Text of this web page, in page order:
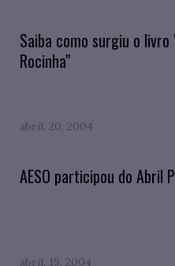
Saiba como surgiu o
Rocinha"
abril. 20, 2004
AESO participou do Abril
abril. 19, 2004